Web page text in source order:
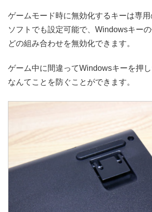
ゲームモード時に無効化するキーは専
ソフトでも設定可能で、Windowsキー
どの組み合わせを無効化できます。
ゲーム中に間違ってWindowsキーを押
なんてことを防ぐことができます。